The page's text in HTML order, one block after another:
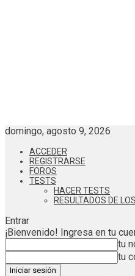
domingo, agosto 9, 2026
ACCEDER
REGISTRARSE
FOROS
TESTS
HACER TESTS
RESULTADOS DE
Entrar
¡Bienvenido! Ingresa en tu
tu
tu